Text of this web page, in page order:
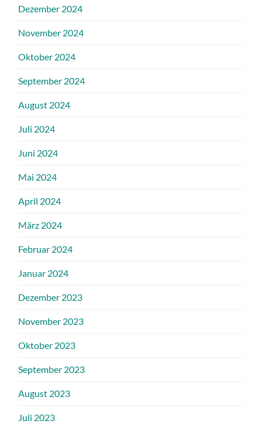
Dezember 2024
November 2024
Oktober 2024
September 2024
August 2024
Juli 2024
Juni 2024
Mai 2024
April 2024
März 2024
Februar 2024
Januar 2024
Dezember 2023
November 2023
Oktober 2023
September 2023
August 2023
Juli 2023